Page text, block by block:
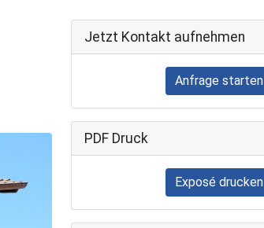
Jetzt Kontakt aufnehmen
Anfrage starten
PDF Druck
Exposé drucken